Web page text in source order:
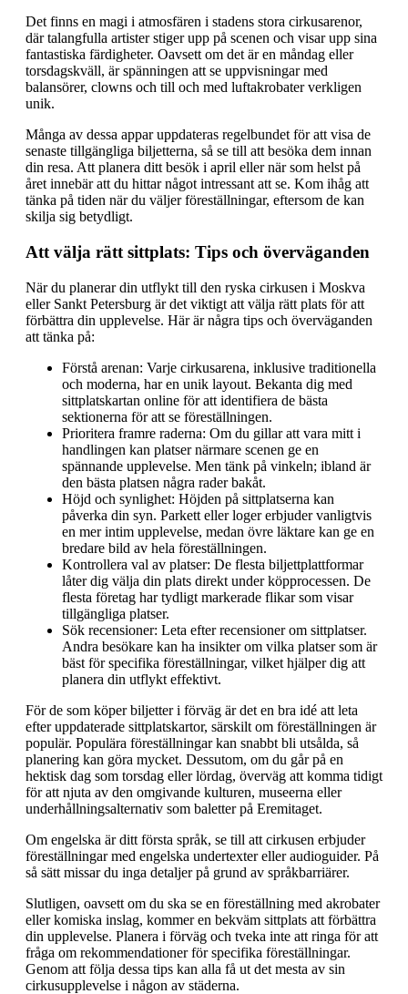
Det finns en magi i atmosfären i stadens stora cirkusarenor,
där talangfulla artister stiger upp på scenen och visar upp sina
fantastiska färdigheter. Oavsett om det är en måndag eller
torsdagskväll, är spänningen att se uppvisningar med
balansörer, clowns och till och med luftakrobater verkligen
unik.
Många av dessa appar uppdateras regelbundet för att visa de
senaste tillgängliga biljetterna, så se till att besöka dem innan
din resa. Att planera ditt besök i april eller när som helst på
året innebär att du hittar något intressant att se. Kom ihåg att
tänka på tiden när du väljer föreställningar, eftersom de kan
skilja sig betydligt.
Att välja rätt sittplats: Tips och överväganden
När du planerar din utflykt till den ryska cirkusen i Moskva
eller Sankt Petersburg är det viktigt att välja rätt plats för att
förbättra din upplevelse. Här är några tips och överväganden
att tänka på:
Förstå arenan: Varje cirkusarena, inklusive traditionella
och moderna, har en unik layout. Bekanta dig med
sittplatskartan online för att identifiera de bästa
sektionerna för att se föreställningen.
Prioritera framre raderna: Om du gillar att vara mitt i
handlingen kan platser närmare scenen ge en
spännande upplevelse. Men tänk på vinkeln; ibland är
den bästa platsen några rader bakåt.
Höjd och synlighet: Höjden på sittplatserna kan
påverka din syn. Parkett eller loger erbjuder vanligtvis
en mer intim upplevelse, medan övre läktare kan ge en
bredare bild av hela föreställningen.
Kontrollera val av platser: De flesta biljettplattformar
låter dig välja din plats direkt under köpprocessen. De
flesta företag har tydligt markerade flikar som visar
tillgängliga platser.
Sök recensioner: Leta efter recensioner om sittplatser.
Andra besökare kan ha insikter om vilka platser som är
bäst för specifika föreställningar, vilket hjälper dig att
planera din utflykt effektivt.
För de som köper biljetter i förväg är det en bra idé att leta
efter uppdaterade sittplatskartor, särskilt om föreställningen är
populär. Populära föreställningar kan snabbt bli utsålda, så
planering kan göra mycket. Dessutom, om du går på en
hektisk dag som torsdag eller lördag, överväg att komma tidigt
för att njuta av den omgivande kulturen, museerna eller
underhållningsalternativ som baletter på Eremitaget.
Om engelska är ditt första språk, se till att cirkusen erbjuder
föreställningar med engelska undertexter eller audioguider. På
så sätt missar du inga detaljer på grund av språkbarriärer.
Slutligen, oavsett om du ska se en föreställning med akrobater
eller komiska inslag, kommer en bekväm sittplats att förbättra
din upplevelse. Planera i förväg och tveka inte att ringa för att
fråga om rekommendationer för specifika föreställningar.
Genom att följa dessa tips kan alla få ut det mesta av sin
cirkusupplevelse i någon av städerna.